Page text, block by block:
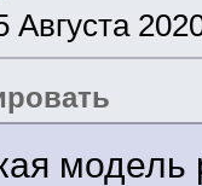
Августа
модель